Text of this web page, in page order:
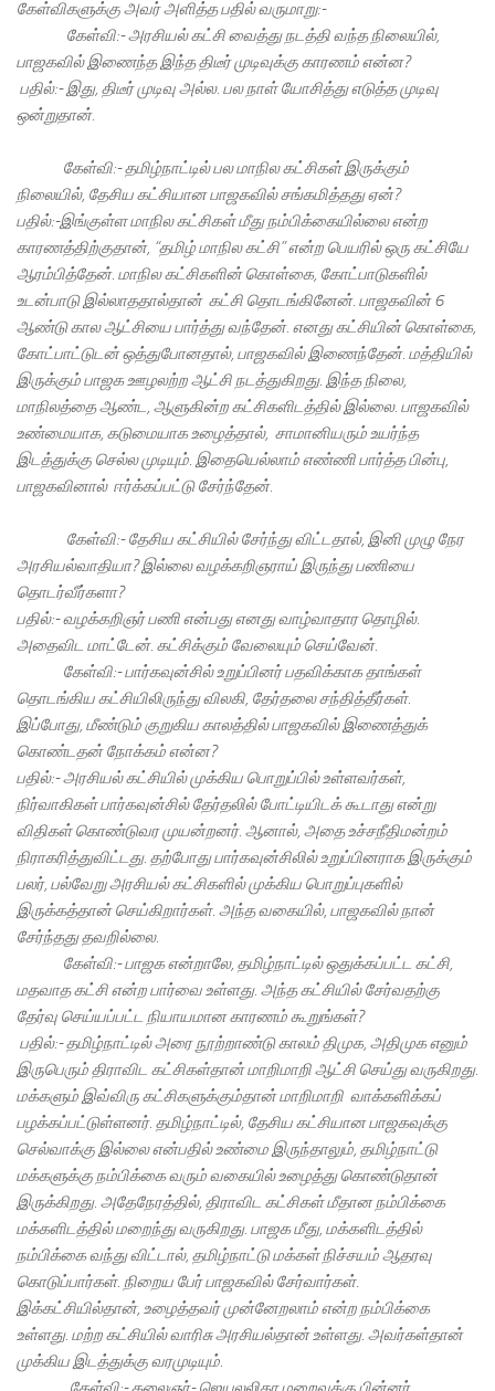
கேள்விகளுக்கு அவர் அளித்த பதில் வருமாறு:-
கேள்வி:- அரசியல் கட்சி வைத்து நடத்தி வந்த நிலையில்,
பாஜகவில் இணைந்த இந்த திடீர் முடிவுக்கு காரணம் என்ன?
பதில்:- இது, திடீர் முடிவு அல்ல. பல நாள் யோசித்து எடுத்த முடிவு
ஒன்றுதான்.
கேள்வி:- தமிழ்நாட்டில் பல மாநில கட்சிகள் இருக்கும்
நிலையில், தேசிய கட்சியான பாஜகவில் சங்கமித்தது ஏன்?
பதில்:-இங்குள்ள மாநில கட்சிகள் மீது நம்பிக்கையில்லை என்ற
காரணத்திற்குதான், “தமிழ் மாநில கட்சி” என்ற பெயரில் ஒரு கட்சியே
ஆரம்பித்தேன். மாநில கட்சிகளின் கொள்கை, கோட்பாடுகளில்
உடன்பாடு இல்லாததால்தான் கட்சி தொடங்கினேன். பாஜகவின் 6
ஆண்டு கால ஆட்சியை பார்த்து வந்தேன். எனது கட்சியின் கொள்கை,
கோட்பாட்டுடன் ஒத்துபோனதால், பாஜகவில் இணைந்தேன். மத்தியில்
இருக்கும் பாஜக ஊழலற்ற ஆட்சி நடத்துகிறது. இந்த நிலை,
மாநிலத்தை ஆண்ட, ஆளுகின்ற கட்சிகளிடத்தில் இல்லை. பாஜகவில்
உண்மையாக, கடுமையாக உழைத்தால், சாமானியரும் உயர்ந்த
இடத்துக்கு செல்ல முடியும். இதையெல்லாம் எண்ணி பார்த்த பின்பு,
பாஜகவினால் ஈர்க்கப்பட்டு சேர்ந்தேன்.
கேள்வி:- தேசிய கட்சியில் சேர்ந்து விட்டதால், இனி முழு நேர
அரசியல்வாதியா? இல்லை வழக்கறிஞராய் இருந்து பணியை
தொடர்வீர்களா?
பதில்:- வழக்கறிஞர் பணி என்பது எனது வாழ்வாதார தொழில்.
அதைவிட மாட்டேன். கட்சிக்கும் வேலையும் செய்வேன்.
கேள்வி:- பார்கவுன்சில் உறுப்பினர் பதவிக்காக தாங்கள்
தொடங்கிய கட்சியிலிருந்து விலகி, தேர்தலை சந்தித்தீர்கள்.
இப்போது, மீண்டும் குறுகிய காலத்தில் பாஜகவில் இணைத்துக்
கொண்டதன் நோக்கம் என்ன?
பதில்:- அரசியல் கட்சியில் முக்கிய பொறுப்பில் உள்ளவர்கள்,
நிர்வாகிகள் பார்கவுன்சில் தேர்தலில் போட்டியிடக் கூடாது என்று
விதிகள் கொண்டுவர முயன்றனர். ஆனால், அதை உச்சநீதிமன்றம்
நிராகரித்துவிட்டது. தற்போது பார்கவுன்சிலில் உறுப்பினராக இருக்கும்
பலர், பல்வேறு அரசியல் கட்சிகளில் முக்கிய பொறுப்புகளில்
இருக்கத்தான் செய்கிறார்கள். அந்த வகையில், பாஜகவில் நான்
சேர்ந்தது தவறில்லை.
கேள்வி:- பாஜக என்றாலே, தமிழ்நாட்டில் ஒதுக்கப்பட்ட கட்சி,
மதவாத கட்சி என்ற பார்வை உள்ளது. அந்த கட்சியில் சேர்வதற்கு
தேர்வு செய்யப்பட்ட நியாயமான காரணம் கூறுங்கள்?
பதில்:- தமிழ்நாட்டில் அரை நூற்றாண்டு காலம் திமுக, அதிமுக எனும்
இருபெரும் திராவிட கட்சிகள்தான் மாறிமாறி ஆட்சி செய்து வருகிறது.
மக்களும் இவ்விரு கட்சிகளுக்கும்தான் மாறிமாறி வாக்களிக்கப்
பழக்கப்பட்டுள்ளனர். தமிழ்நாட்டில், தேசிய கட்சியான பாஜகவுக்கு
செல்வாக்கு இல்லை என்பதில் உண்மை இருந்தாலும், தமிழ்நாட்டு
மக்களுக்கு நம்பிக்கை வரும் வகையில் உழைத்து கொண்டுதான்
இருக்கிறது. அதேநேரத்தில், திராவிட கட்சிகள் மீதான நம்பிக்கை
மக்களிடத்தில் மறைந்து வருகிறது. பாஜக மீது, மக்களிடத்தில்
நம்பிக்கை வந்து விட்டால், தமிழ்நாட்டு மக்கள் நிச்சயம் ஆதரவு
கொடுப்பார்கள். நிறைய பேர் பாஜகவில் சேர்வார்கள்.
இக்கட்சியில்தான், உழைத்தவர் முன்னேறலாம் என்ற நம்பிக்கை
உள்ளது. மற்ற கட்சியில் வாரிசு அரசியல்தான் உள்ளது. அவர்கள்தான்
முக்கிய இடத்துக்கு வரமுடியும்.